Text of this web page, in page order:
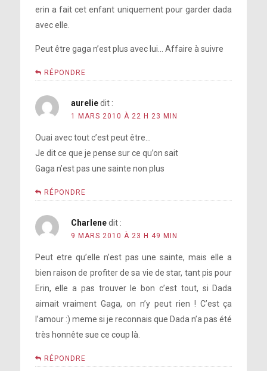
erin a fait cet enfant uniquement pour garder dada
avec elle.
Peut être gaga n’est plus avec lui… Affaire à suivre
RÉPONDRE
aurelie dit :
1 MARS 2010 À 22 H 23 MIN
Ouai avec tout c’est peut être…
Je dit ce que je pense sur ce qu’on sait
Gaga n’est pas une sainte non plus
RÉPONDRE
Charlene dit :
9 MARS 2010 À 23 H 49 MIN
Peut etre qu’elle n’est pas une sainte, mais elle a
bien raison de profiter de sa vie de star, tant pis pour
Erin, elle a pas trouver le bon c’est tout, si Dada
aimait vraiment Gaga, on n’y peut rien ! C’est ça
l’amour :) meme si je reconnais que Dada n’a pas été
très honnête sue ce coup là.
RÉPONDRE